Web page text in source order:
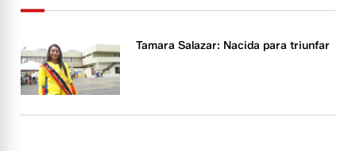
Tamara Salazar: Nacida para triunfar